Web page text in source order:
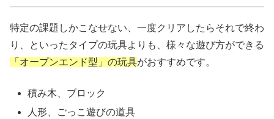
特定の課題しかこなせない、一度クリアしたらそれで終わ
り、といったタイプの玩具よりも、様々な遊び方ができる
「オープンエンド型」の玩具がおすすめです。
積み木、ブロック
人形、ごっこ遊びの道具